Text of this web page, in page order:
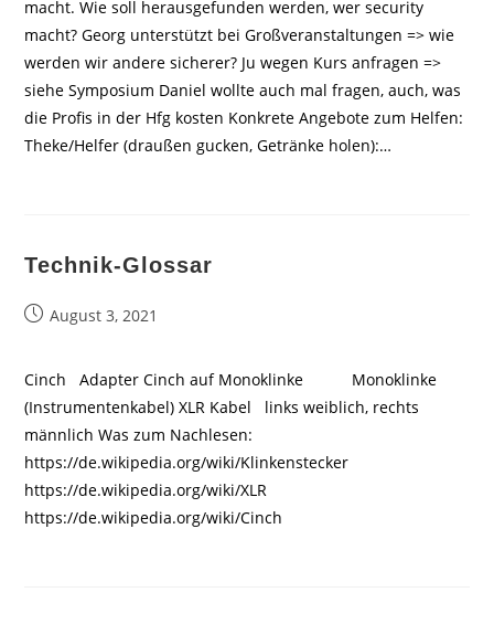
macht. Wie soll herausgefunden werden, wer security
macht? Georg unterstützt bei Großveranstaltungen => wie
werden wir andere sicherer? Ju wegen Kurs anfragen =>
siehe Symposium Daniel wollte auch mal fragen, auch, was
die Profis in der Hfg kosten Konkrete Angebote zum Helfen:
Theke/Helfer (draußen gucken, Getränke holen):…
Technik-Glossar
BeitragAugust 3, 2021
Cinch Adapter Cinch auf Monoklinke Monoklinke
(Instrumentenkabel) XLR Kabel links weiblich, rechts
männlich Was zum Nachlesen:
https://de.wikipedia.org/wiki/Klinkenstecker
https://de.wikipedia.org/wiki/XLR
https://de.wikipedia.org/wiki/Cinch